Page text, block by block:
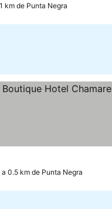
km de Punta Negra
a 0.5 km de Punta Negra